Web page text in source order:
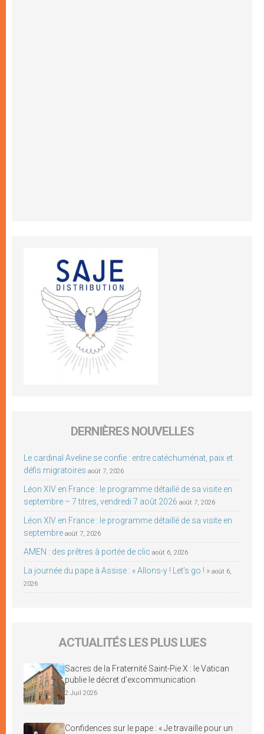
DERNIÈRES NOUVELLES
Le cardinal Aveline se confie : entre catéchuménat, paix et
défis migratoires août 7, 2026
Léon XIV en France : le programme détaillé de sa visite en
septembre – 7 titres, vendredi 7 août 2026 août 7, 2026
Léon XIV en France : le programme détaillé de sa visite en
septembre août 7, 2026
AMEN : des prêtres à portée de clic août 6, 2026
La journée du pape à Assise : « Allons-y ! Let’s go ! » août 6,
2026
ACTUALITÉS LES PLUS LUES
Sacres de la Fraternité Saint-Pie X : le Vatican
publie le décret d’excommunication
2 Juil 2026
Confidences sur le pape : « Je travaille pour un